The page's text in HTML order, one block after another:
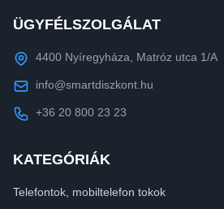
ÜGYFÉLSZOLGÁLAT
4400 Nyíregyháza, Matróz utca 1/A
info@smartdiszkont.hu
+36 20 800 23 23
KATEGÓRIÁK
Telefontok, mobiltelefon tokok